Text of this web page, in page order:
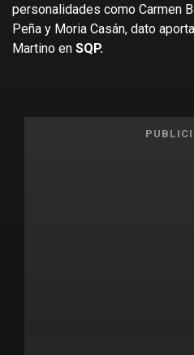
personalidades como Carmen
Peña y Moria Casán, dato
Martino en SQP.